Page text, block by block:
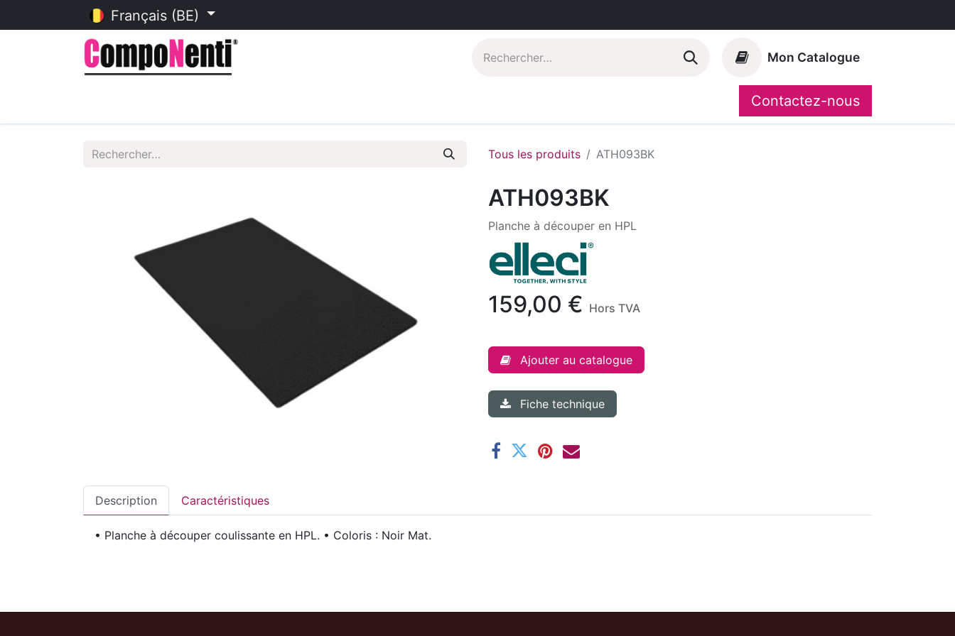
Français (BE)
Mon Catalogue
CompoShop
Contactez-nous
Tous les produits ATH093BK
ATH093BK
Planche à découper en HPL
159,00 € Hors TVA
Ajouter au catalogue
Fiche technique
Description Caractéristiques
• Planche à découper coulissante en HPL. • Coloris : Noir Mat.